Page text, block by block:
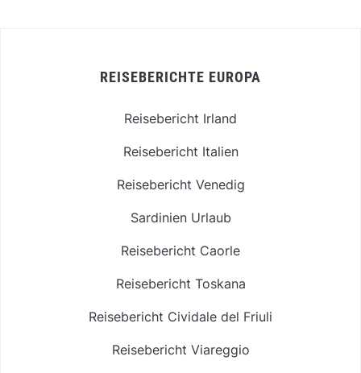
REISEBERICHTE EUROPA
Reisebericht Irland
Reisebericht Italien
Reisebericht Venedig
Sardinien Urlaub
Reisebericht Caorle
Reisebericht Toskana
Reisebericht Cividale del Friuli
Reisebericht Viareggio